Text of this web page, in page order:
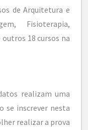
de Arquitetura e
Fisioterapia,
18 cursos na
realizam uma
se inscrever nesta
realizar a prova